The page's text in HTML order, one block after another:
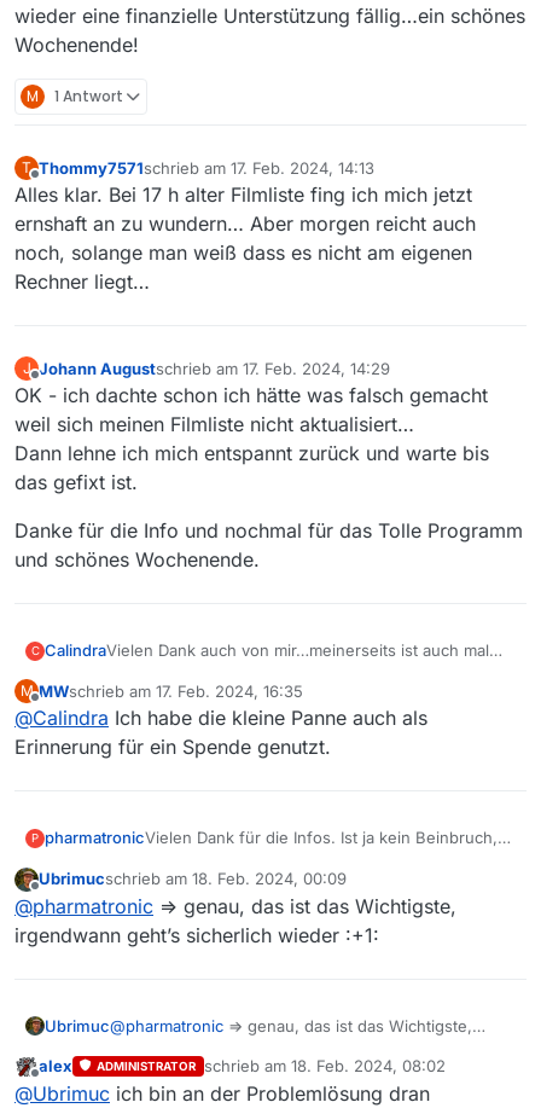
wieder eine finanzielle Unterstützung fällig…ein schönes
Wochenende!
M 1 Antwort
T
Offline
Thommy7571schrieb am 17. Feb. 2024, 14:13
zuletzt editiert von
Alles klar. Bei 17 h alter Filmliste fing ich mich jetzt
ernshaft an zu wundern… Aber morgen reicht auch
noch, solange man weiß dass es nicht am eigenen
Rechner liegt…
J
Offline
Johann Augustschrieb am 17. Feb. 2024, 14:29
zuletzt editiert von
OK - ich dachte schon ich hätte was falsch gemacht
weil sich meinen Filmliste nicht aktualisiert…
Dann lehne ich mich entspannt zurück und warte bis
das gefixt ist.
Danke für die Info und nochmal für das Tolle Programm
und schönes Wochenende.
C CalindraVielen Dank auch von mir…meinerseits ist auch mal
schönes Wochenende!
M
Offline
MWschrieb am 17. Feb. 2024, 16:35
zuletzt editiert von
@Calindra Ich habe die kleine Panne auch als
Erinnerung für ein Spende genutzt.
P pharmatronicVielen Dank für die Infos. Ist ja kein Beinbruch,
gut zu wissen, dass kein Problem des eigenen
Rechners vorliegt.
Offline
Ubrimucschrieb am 18. Feb. 2024, 00:09
zuletzt editiert von
@pharmatronic => genau, das ist das Wichtigste,
irgendwann geht’s sicherlich wieder :+1:
Ubrimuc@pharmatronic => genau, das ist das Wichtigste,
Offline
alex ADMINISTRATOR schrieb am 18. Feb. 2024, 08:02
zuletzt editiert von
@Ubrimuc ich bin an der Problemlösung dran